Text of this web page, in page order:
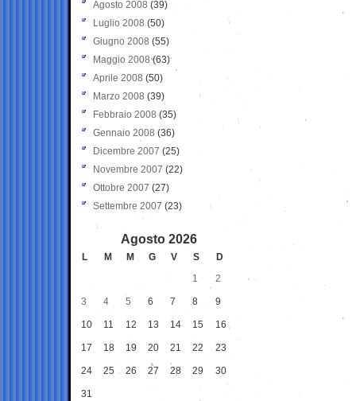
Agosto 2008 (39)
Luglio 2008 (50)
Giugno 2008 (55)
Maggio 2008(63)
Aprile 2008 (50)
Marzo 2008 (39)
Febbraio 2008 (35)
Gennaio 2008 (36)
Dicembre 2007 (25)
Novembre 2007 (22)
Ottobre 2007 (27)
Settembre 2007 (23)
Agosto 2026
L M M G V S
D
1
2
3 4 5 6 7 8 9
10 11 12 13 14 15 16
17 18 19 20 21 22 23
24 25 26 27 28 29 30
31